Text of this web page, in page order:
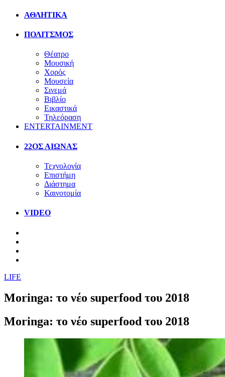
ΑΘΛΗΤΙΚΑ
ΠΟΛΙΤΣΜΟΣ
Θέατρο
Μουσική
Χορός
Μουσεία
Σινεμά
Βιβλίο
Εικαστικά
Τηλεόραση
ENTERTAINMENT
22ΟΣ ΑΙΩΝΑΣ
Τεχνολογία
Επιστήμη
Διάστημα
Καινοτομία
VIDEO
LIFE
Moringa: το νέο superfood του 2018
Moringa: το νέο superfood του 2018